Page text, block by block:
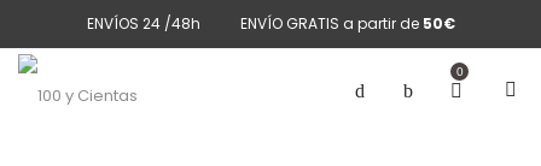
ENVÍOS 24 /48h ENVÍO GRATIS a partir de 50€
0